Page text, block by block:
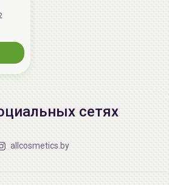
сетях
allcosmetics.by